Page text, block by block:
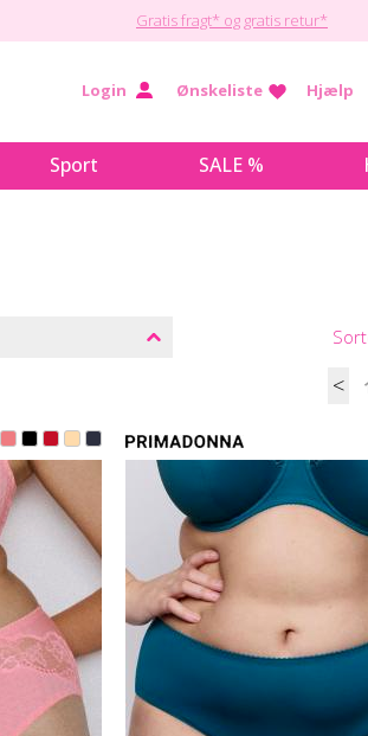
Gratis fragt* og gratis retur*
Hjælp
Ønskeliste
Login
Sport SALE %
<